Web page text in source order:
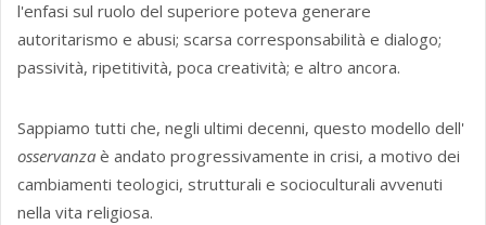
l'enfasi sul ruolo del superiore poteva generare
autoritarismo e abusi; scarsa corresponsabilità e dialogo;
passività, ripetitività, poca creatività; e altro ancora.
Sappiamo tutti che, negli ultimi decenni, questo modello dell'
osservanza è andato progressivamente in crisi, a motivo dei
cambiamenti teologici, strutturali e socioculturali avvenuti
nella vita religiosa.